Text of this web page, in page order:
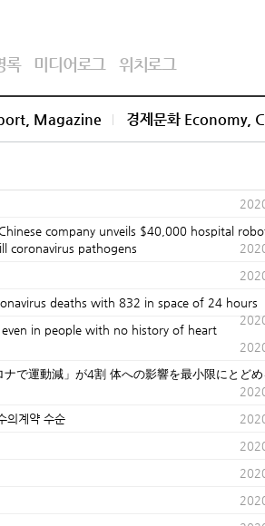
록 미디어로그 위치로그
Magazine 경제문화 Economy,
Chinese company unveils $40,000 hospital
coronavirus pathogens
deaths with 832 in space of 24 hours
even in people with no history of heart
で運動減」が4割 体への影響を最小限にとど
의계약 수순